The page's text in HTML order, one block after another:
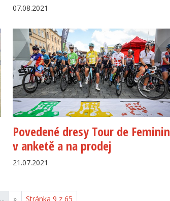
07.08.2021
Povedené dresy Tour de Feminin
v anketě a na prodej
21.07.2021
... » Stránka 9 z 65